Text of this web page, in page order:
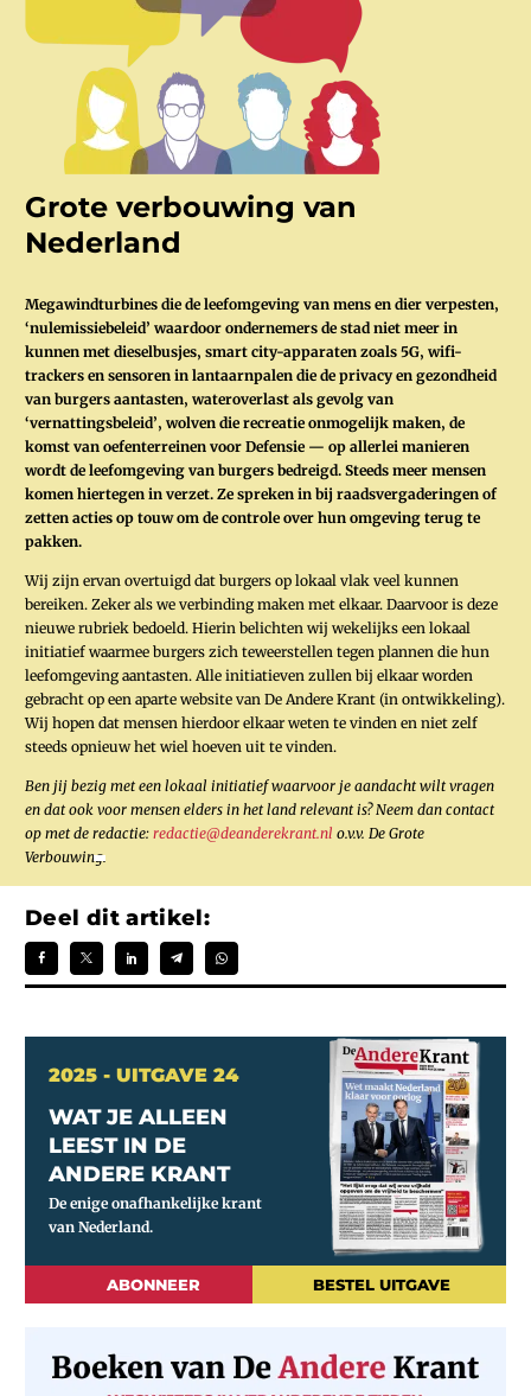
Grote verbouwing van
Nederland
Megawindturbines die de leefomgeving van mens en dier verpesten‚
‘nulemissiebeleid’ waardoor ondernemers de stad niet meer in
kunnen met dieselbusjes‚ smart city-apparaten zoals 5G‚ ­wifi-
trackers en sensoren in lantaarnpalen die de privacy en gezondheid
van burgers aantasten‚ wateroverlast als gevolg van
‘vernattingsbeleid’‚ wolven die recreatie onmogelijk maken‚ de
komst van oefenterreinen voor Defensie — op allerlei manieren
wordt de leefomgeving van burgers bedreigd. Steeds meer mensen
komen hiertegen in verzet. Ze spreken in bij raadsvergaderingen of
zetten acties op touw om de controle over hun omgeving terug te
pakken.
Wij zijn ervan overtuigd dat burgers op lokaal vlak veel kunnen
bereiken. Zeker als we verbinding maken met elkaar. Daarvoor is deze
nieuwe ­rubriek bedoeld. Hierin belichten wij wekelijks een lokaal
initiatief waarmee burgers zich teweer­stellen tegen plannen die hun
leefomgeving aantasten. Alle initiatieven zullen bij elkaar worden
gebracht op een aparte website van De Andere Krant (in ontwikkeling).
Wij hopen dat mensen hierdoor elkaar weten te vinden en niet zelf
steeds opnieuw het wiel hoeven uit te vinden.
Ben jij bezig met een lokaal initiatief waarvoor je aandacht wilt vragen
en dat ook voor mensen elders in het land relevant is? Neem dan contact
op met de redactie: redactie@deanderekrant.nl o.v.v. De Grote
Verbouwing.
Deel dit artikel:
2025 - UITGAVE 24
WAT JE ALLEEN
LEEST IN DE
ANDERE KRANT
ABONNEER BESTEL UITGAVE